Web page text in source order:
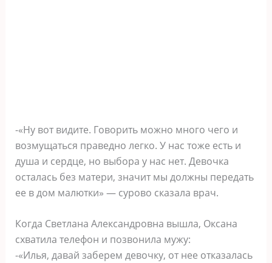
-«Ну вот видите. Говорить можно много чего и
возмущаться праведно легко. У нас тоже есть и
душа и сердце, но выбора у нас нет. Девочка
осталась без матери, значит мы должны передать
ее в дом малютки» — сурово сказала врач.
Когда Светлана Александровна вышла, Оксана
схватила телефон и позвонила мужу:
-«Илья, давай заберем девочку, от нее отказалась